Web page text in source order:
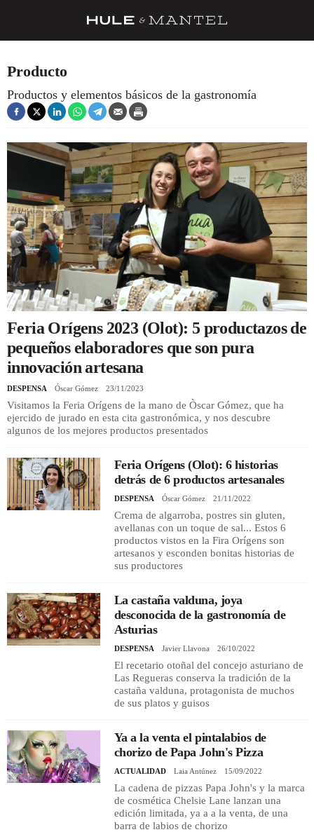
DESPENSA
DÓNDE COMER
ÍDOLOS DE MESAS
CUADERNO DE VIAJE
TRADICIÓN
MENÚ DEL DÍA
A CUCHILLO
REGISTRO
Producto
Productos y elementos básicos de la gastronomía
Feria Orígens 2023 (Olot): 5 productazos de
pequeños elaboradores que son pura
innovación artesana
DESPENSA Óscar Gómez 23/11/2023
Visitamos la Feria Orígens de la mano de Òscar Gómez, que ha
ejercido de jurado en esta cita gastronómica, y nos descubre
algunos de los mejores productos presentados
Feria Orígens (Olot): 6 historias
detrás de 6 productos artesanales
DESPENSA Óscar Gómez 21/11/2022
Crema de algarroba, postres sin gluten,
avellanas con un toque de sal... Estos 6
productos vistos en la Fira Orígens son
artesanos y esconden bonitas historias de
sus productores
La castaña valduna, joya
desconocida de la gastronomía de
Asturias
DESPENSA Javier Llavona 26/10/2022
El recetario otoñal del concejo asturiano de
Las Regueras conserva la tradición de la
castaña valduna, protagonista de muchos
de sus platos y guisos
Ya a la venta el pintalabios de
chorizo de Papa John's Pizza
ACTUALIDAD Laia Antúnez 15/09/2022
La cadena de pizzas Papa John's y la marca
de cosmética Chelsie Lane lanzan una
edición limitada, ya a a la venta, de una
barra de labios de chorizo